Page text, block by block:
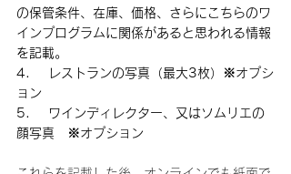
の保管条件、在庫、価格、さらにこちらのワ
インプログラムに関係があると思われる情報
を記載。
4.    レストランの写真（最大3枚）※オプシ
ョン
5.    ワインディレクター、又はソムリエの
顔写真　※オプション